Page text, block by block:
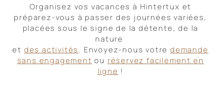
Organisez vos vacances à Hintertux et
préparez-vous à passer des journées variées,
placées sous le signe de la détente, de la
nature
et des activités. Envoyez-nous votre demande
sans engagement ou réservez facilement en
ligne !